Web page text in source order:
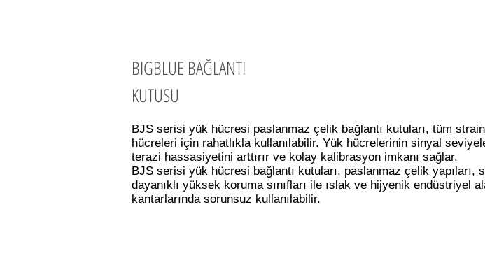
BIGBLUE BAĞLANTI
KUTUSU
BJS serisi yük hücresi paslanmaz çelik bağlantı kutuları, tüm
hücreleri için rahatlıkla kullanılabilir. Yük hücrelerinin sinyal
terazi hassasiyetini arttırır ve kolay kalibrasyon imkanı sağlar.
BJS serisi yük hücresi bağlantı kutuları, paslanmaz çelik yapıları,
dayanıklı yüksek koruma sınıfları ile ıslak ve hijyenik endüstriyel
kantarlarında sorunsuz kullanılabilir.